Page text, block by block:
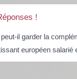
!
il garder la
européen